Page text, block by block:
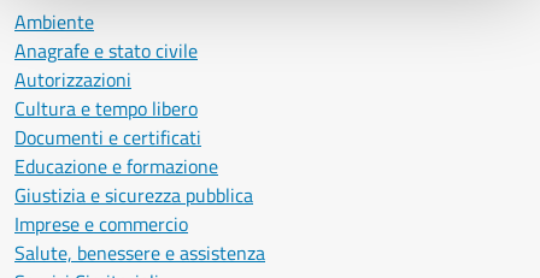
Ambiente
Anagrafe e stato civile
Autorizzazioni
Cultura e tempo libero
Documenti e certificati
Educazione e formazione
Giustizia e sicurezza pubblica
Imprese e commercio
Salute, benessere e assistenza